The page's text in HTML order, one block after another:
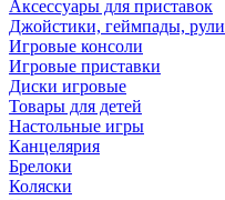
Аксессуары для приставок
Джойстики, геймпады, рули
Игровые консоли
Игровые приставки
Диски игровые
Товары для детей
Настольные игры
Канцелярия
Брелоки
Коляски